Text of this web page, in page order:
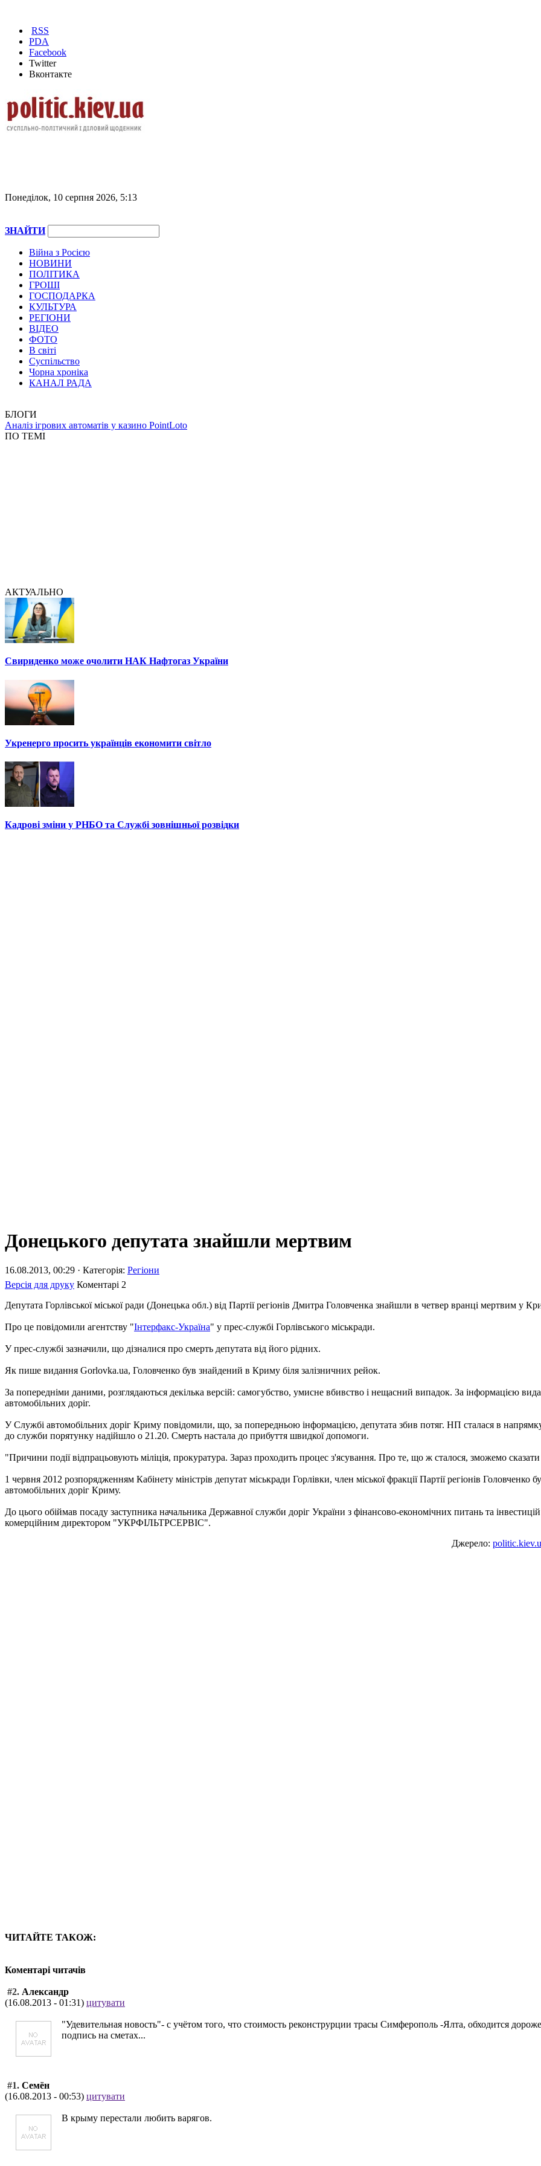
RSS
PDA
Facebook
Twitter
Вконтакте
Понеділок, 10 серпня 2026, 5:13
ЗНАЙТИ
Війна з Росією
НОВИНИ
ПОЛІТИКА
ГРОШІ
ГОСПОДАРКА
КУЛЬТУРА
РЕГІОНИ
ВІДЕО
ФОТО
В світі
Суспільство
Чорна хроніка
КАНАЛ РАДА
БЛОГИ
Аналіз ігрових автоматів у казино PointLoto
ПО ТЕМІ
АКТУАЛЬНО
Свириденко може очолити НАК Нафтогаз України
Укренерго просить українців економити світло
Кадрові зміни у РНБО та Службі зовнішньої розвідки
Донецького депутата знайшли мертвим
16.08.2013, 00:29 · Категорія: Регіони
Версія для друку Коментарі 2
Депутата Горлівської міської ради (Донецька обл.) від Партії регіонів Дмитра Головченка знайшли в четвер вранці мертвим у
Про це повідомили агентству "Інтерфакс-Україна" у прес-службі Горлівського міськради.
У прес-службі зазначили, що дізналися про смерть депутата від його рідних.
Як пише видання Gorlovka.ua, Головченко був знайдений в Криму біля залізничних рейок.
За попередніми даними, розглядаються декілька версій: самогубство, умисне вбивство і нещасний випадок. За інформацією
автомобільних доріг.
У Службі автомобільних доріг Криму повідомили, що, за попередньою інформацією, депутата збив потяг. НП сталася в
до служби порятунку надійшло о 21.20. Смерть настала до прибуття швидкої допомоги.
"Причини події відпрацьовують міліція, прокуратура. Зараз проходить процес з'ясування. Про те, що ж сталося, зможемо
1 червня 2012 розпорядженням Кабінету міністрів депутат міськради Горлівки, член міської фракції Партії регіонів
автомобільних доріг Криму.
До цього обіймав посаду заступника начальника Державної служби доріг України з фінансово-економічних питань та
комерційним директором "УКРФІЛЬТРСЕРВІС".
Джерело:
ЧИТАЙТЕ ТАКОЖ:
Коментарі читачів
#2. Александр
(16.08.2013 - 01:31) цитувати
"Удевительная новость"- с учётом того, что стоимость реконструрции трасы Симферополь -Ялта, обходится
подпись на сметах...
#1. Cемён
(16.08.2013 - 00:53) цитувати
В крыму перестали любить варягов.